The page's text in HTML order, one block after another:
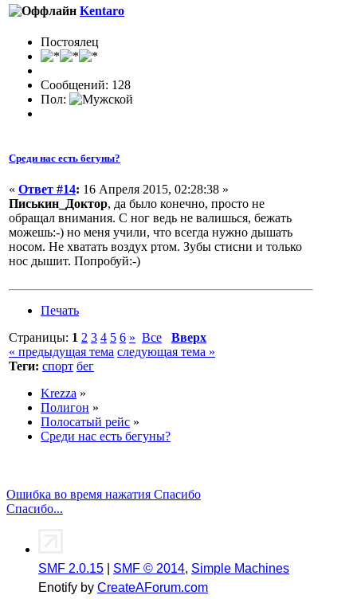
Kentaro
Постоялец
Сообщений: 128
Пол:
Среди нас есть бегуны?
« Ответ #14: 16 Апреля 2015, 02:28:38 »
Писькин_Доктор, да было конечно, просто не
обращал внимания. С ног ведь не валишься, бежать
можешь:-) но меня учили, что всегда нужно дышать
носом. Не хватать воздух ртом. Зубы стисни и только
нос дышит. Попробуй:-)
Печать
Страницы: 1 2 3 4 5 6 » Все
Вверх
« предыдущая тема следующая тема »
Теги: спорт бег
Krezza »
Полигон »
Полосатый рейс »
Среди нас есть бегуны?
Ошибка во время нажатия Спасибо
Спасибо...
SMF 2.0.15 SMF © 2014, Simple Machines
Enotify by CreateAForum.com